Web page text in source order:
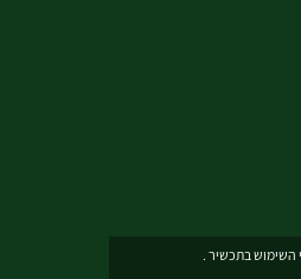
השימוש בתכשיר .